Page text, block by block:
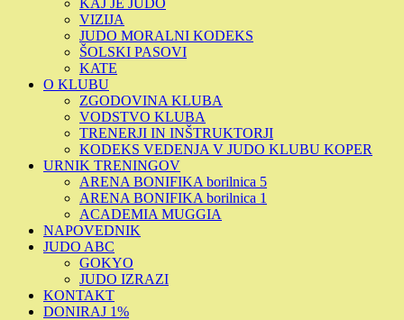
VIZIJA
JUDO MORALNI KODEKS
ŠOLSKI PASOVI
KATE
O KLUBU
ZGODOVINA KLUBA
VODSTVO KLUBA
TRENERJI IN INŠTRUKTORJI
KODEKS VEDENJA V JUDO KLUBU KOPER
URNIK TRENINGOV
ARENA BONIFIKA borilnica 5
ARENA BONIFIKA borilnica 1
ACADEMIA MUGGIA
NAPOVEDNIK
JUDO ABC
GOKYO
JUDO IZRAZI
KONTAKT
DONIRAJ 1%